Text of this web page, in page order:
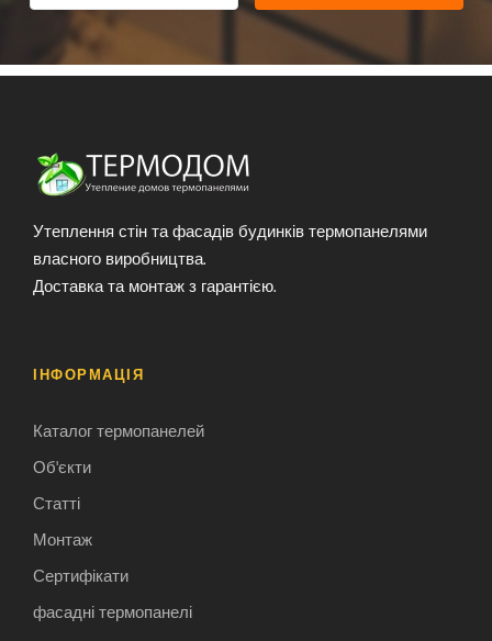
Утеплення стін та фасадів будинків термопанелями
власного виробництва.
Доставка та монтаж з гарантією.
ІНФОРМАЦІЯ
Каталог термопанелей
Об'єкти
Статті
Монтаж
Сертифікати
фасадні термопанелі